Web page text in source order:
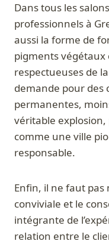
Dans tous les
professionnels à
aussi la forme de
pigments végétaux
respectueuses de
demande pour des
permanentes,
véritable
comme une ville
responsable.
Enfin, il ne faut pas
conviviale et le
intégrante de
relation entre le